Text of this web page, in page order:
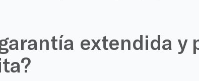
extendida y